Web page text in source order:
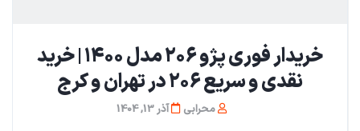
خریدار فوری پژو ۲۰۶ مدل ۱۴۰۰ | خرید
نقدی و سریع ۲۰۶ در تهران و کرج
محرابی آذر 13, 1404